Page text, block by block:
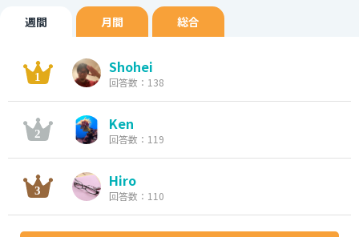
週間 月間 総合
Shohei
回答数：138
Ken
回答数：119
Hiro
回答数：110